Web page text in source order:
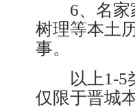
6、名家家
树理等本土
事。
以上1-5类
仅限于晋城